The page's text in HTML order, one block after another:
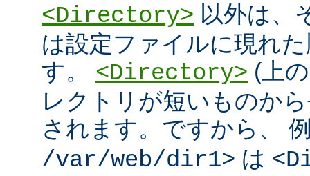
<Directory> 以外は、
は設定ファイルに現れ
す。 <Directory> (上
レクトリが短いものか
されます。ですから、
/var/web/dir1> は